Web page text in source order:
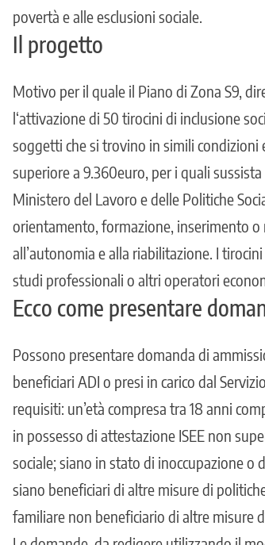
povertà e alle esclusioni sociale.
Il progetto
Motivo per il quale il Piano di Zona S9,
l‘attivazione di 50 tirocini di inclusione
soggetti che si trovino in simili condizioni
superiore a 9.360euro, per i quali
Ministero del Lavoro e delle Politiche
orientamento, formazione, inserimento o
all’autonomia e alla riabilitazione. I
studi professionali o altri operatori
Ecco come presentare
Possono presentare domanda di
beneficiari ADI o presi in carico dal
requisiti: un’età compresa tra 18 anni
in possesso di attestazione ISEE non
sociale; siano in stato di inoccupazione o
siano beneficiari di altre misure di
familiare non beneficiario di altre misure